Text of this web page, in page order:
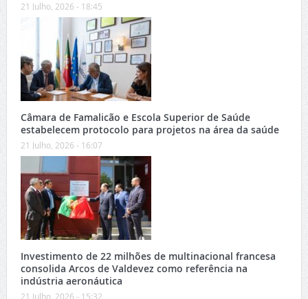
21 Julho, 2026 - 18:45
Câmara de Famalicão e Escola Superior de Saúde
estabelecem protocolo para projetos na área da saúde
21 Julho, 2026 - 16:07
Investimento de 22 milhões de multinacional francesa
consolida Arcos de Valdevez como referência na
indústria aeronáutica
21 Julho, 2026 - 15:32